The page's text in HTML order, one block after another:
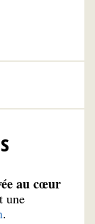
au cœur
une
.